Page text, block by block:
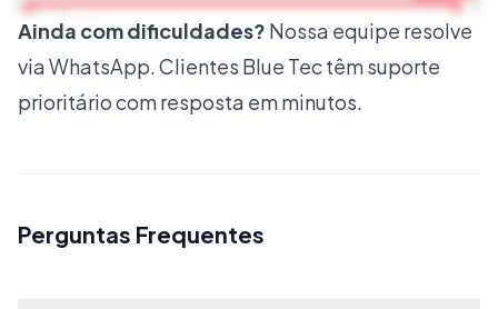
Ainda com dificuldades? Nossa equipe resolve
via WhatsApp. Clientes Blue Tec têm suporte
prioritário com resposta em minutos.
Perguntas Frequentes